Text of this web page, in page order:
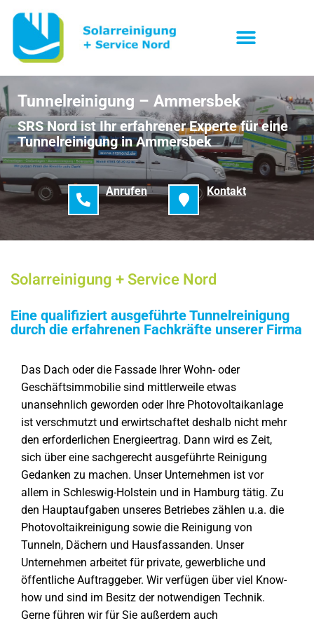
Tunnelreinigung – Ammersbek
SRS Nord ist Ihr erfahrener Experte für eine
Tunnelreinigung in Ammersbek
Anrufen Kontakt
Solarreinigung + Service Nord
Eine qualifiziert ausgeführte Tunnelreinigung
durch die erfahrenen Fachkräfte unserer Firma
Das Dach oder die Fassade Ihrer Wohn- oder
Geschäftsimmobilie sind mittlerweile etwas
unansehnlich geworden oder Ihre Photovoltaikanlage
ist verschmutzt und erwirtschaftet deshalb nicht mehr
den erforderlichen Energieertrag. Dann wird es Zeit,
sich über eine sachgerecht ausgeführte Reinigung
Gedanken zu machen. Unser Unternehmen ist vor
allem in Schleswig-Holstein und in Hamburg tätig. Zu
den Hauptaufgaben unseres Betriebes zählen u.a. die
Photovoltaikreinigung sowie die Reinigung von
Tunneln, Dächern und Hausfassanden. Unser
Unternehmen arbeitet für private, gewerbliche und
öffentliche Auftraggeber. Wir verfügen über viel Know-
how und sind im Besitz der notwendigen Technik.
Gerne führen wir für Sie außerdem auch